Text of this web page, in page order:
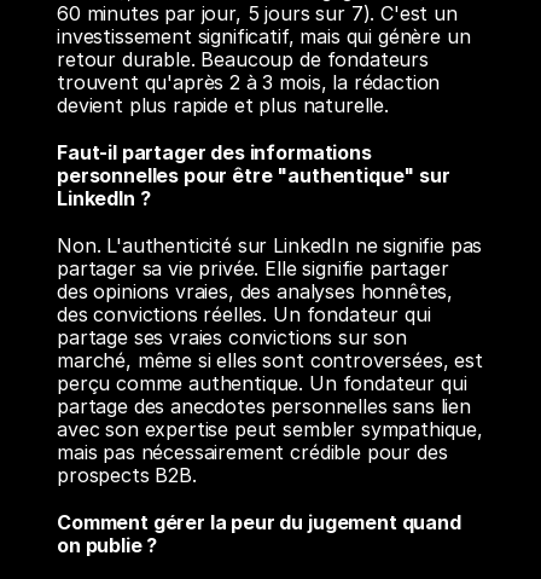
60 minutes par jour, 5 jours sur 7). C'est un
investissement significatif, mais qui génère un
retour durable. Beaucoup de fondateurs
trouvent qu'après 2 à 3 mois, la rédaction
devient plus rapide et plus naturelle.
Faut-il partager des informations
personnelles pour être "authentique" sur
LinkedIn ?
Non. L'authenticité sur LinkedIn ne signifie pas
partager sa vie privée. Elle signifie partager
des opinions vraies, des analyses honnêtes,
des convictions réelles. Un fondateur qui
partage ses vraies convictions sur son
marché, même si elles sont controversées, est
perçu comme authentique. Un fondateur qui
partage des anecdotes personnelles sans lien
avec son expertise peut sembler sympathique,
mais pas nécessairement crédible pour des
prospects B2B.
Comment gérer la peur du jugement quand
on publie ?